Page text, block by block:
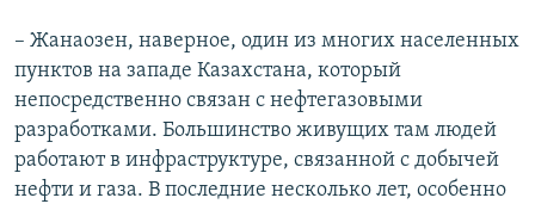
– Жанаозен, наверное, один из многих населенных
пунктов на западе Казахстана, который
непосредственно связан с нефтегазовыми
разработками. Большинство живущих там людей
работают в инфраструктуре, связанной с добычей
нефти и газа. В последние несколько лет, особенно